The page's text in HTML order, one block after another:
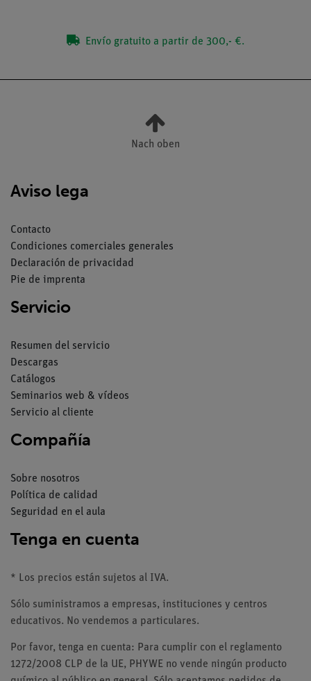
Envío gratuito a partir de 300,- €.
Nach oben
Aviso lega
Contacto
Condiciones comerciales generales
Declaración de privacidad
Pie de imprenta
Servicio
Resumen del servicio
Descargas
Catálogos
Seminarios web & vídeos
Servicio al cliente
Compañía
Sobre nosotros
Política de calidad
Seguridad en el aula
Tenga en cuenta
* Los precios están sujetos al IVA.
Sólo suministramos a empresas, instituciones y centros
educativos. No vendemos a particulares.
Por favor, tenga en cuenta: Para cumplir con el reglamento
1272/2008 CLP de la UE, PHYWE no vende ningún producto